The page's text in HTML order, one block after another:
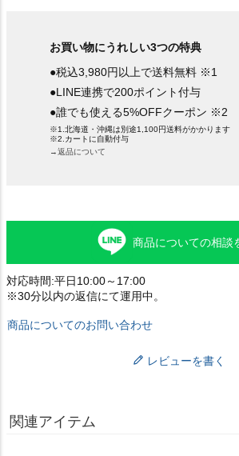
お買い物にうれしい3つの特典
●税込3,980円以上で送料無料 ※1
●LINE連携で200ポイント付与
●誰でも使える5%OFFクーポン ※2
※1.北海道・沖縄は別途1,100円送料がかかります
※2.カートに自動付与
→返品について
商品についての相談
対応時間:平日10:00～17:00
※30分以内の返信にて運用中。
商品についてのお問い合わせ
レビューを書く
関連アイテム